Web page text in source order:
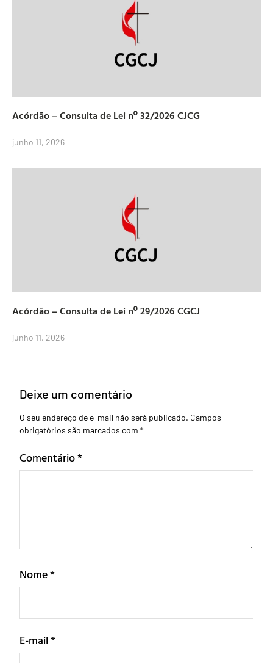
Acórdão – Consulta de Lei nº 32/2026 CJCG
junho 11, 2026
Acórdão – Consulta de Lei nº 29/2026 CGCJ
junho 11, 2026
Deixe um comentário
O seu endereço de e-mail não será publicado. Campos
obrigatórios são marcados com *
Comentário*
Nome*
E-mail*